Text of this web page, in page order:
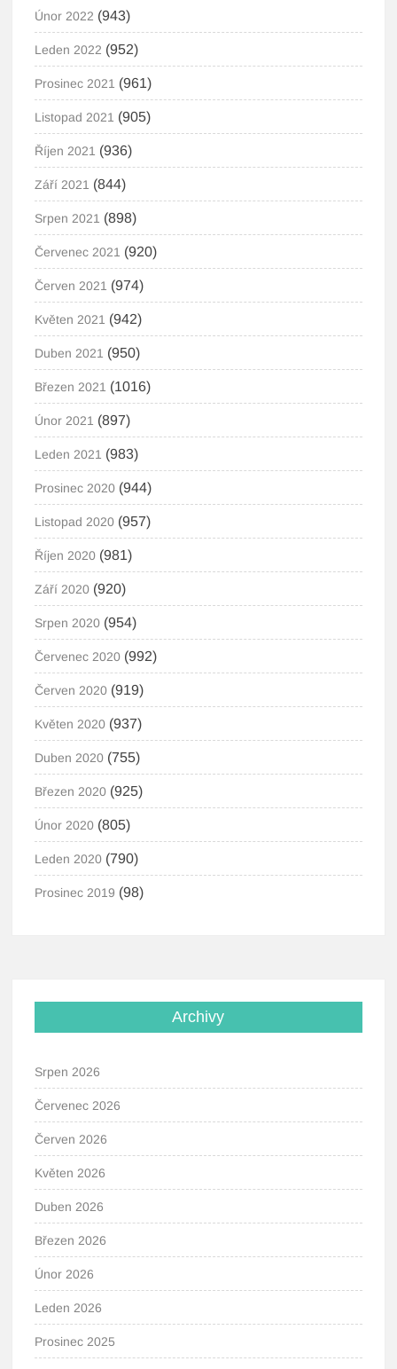
Únor 2022 (943)
Leden 2022 (952)
Prosinec 2021 (961)
Listopad 2021 (905)
Říjen 2021 (936)
Září 2021 (844)
Srpen 2021 (898)
Červenec 2021 (920)
Červen 2021 (974)
Květen 2021 (942)
Duben 2021 (950)
Březen 2021 (1016)
Únor 2021 (897)
Leden 2021 (983)
Prosinec 2020 (944)
Listopad 2020 (957)
Říjen 2020 (981)
Září 2020 (920)
Srpen 2020 (954)
Červenec 2020 (992)
Červen 2020 (919)
Květen 2020 (937)
Duben 2020 (755)
Březen 2020 (925)
Únor 2020 (805)
Leden 2020 (790)
Prosinec 2019 (98)
Archivy
Srpen 2026
Červenec 2026
Červen 2026
Květen 2026
Duben 2026
Březen 2026
Únor 2026
Leden 2026
Prosinec 2025